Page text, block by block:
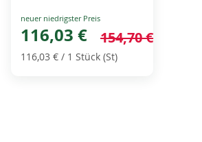
Special
Price
116,03 € 154,70 €
116,03 € / 1 Stück (St)